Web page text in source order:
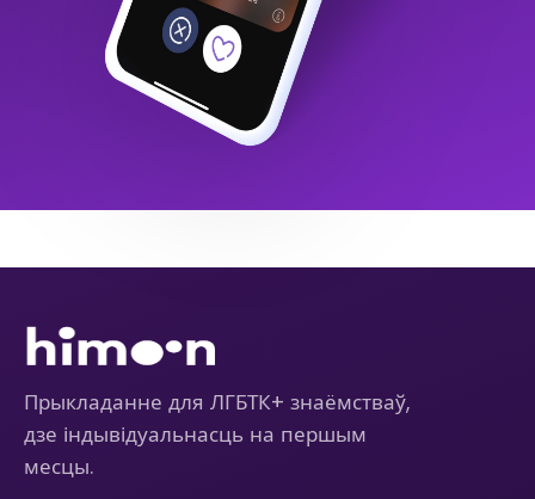
Прыкладанне для ЛГБТК+ знаёмстваў,
дзе індывідуальнасць на першым
месцы.